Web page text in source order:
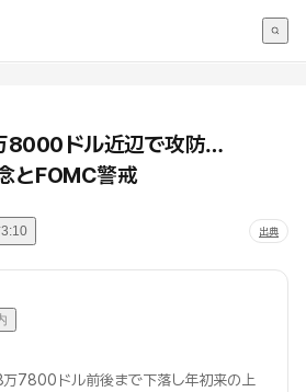
8000ドル近辺で攻防…
とFOMC警戒
出典
7800ドル前後まで下落し年初来の上